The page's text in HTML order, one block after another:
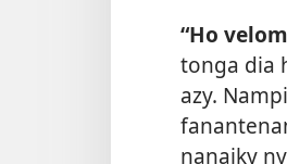
“Ho
tonga dia
azy.
nanaiky